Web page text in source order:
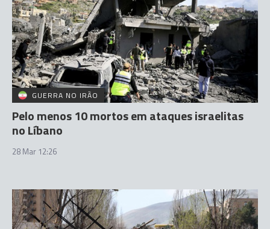
GUERRA NO IRÃO
Pelo menos 10 mortos em ataques israelitas
no Líbano
28 Mar 12:26